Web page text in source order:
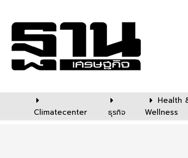
Climatecenter ธุรกิจ
Health
Wellness